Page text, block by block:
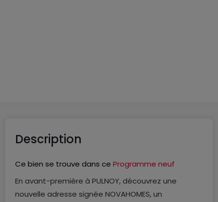
Description
Ce bien se trouve dans ce Programme neuf
En avant-première à PULNOY, découvrez une
nouvelle adresse signée NOVAHOMES, un